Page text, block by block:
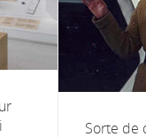
Sorte de